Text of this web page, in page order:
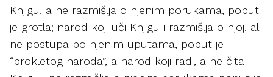
Knjigu, a ne razmišlja o njenim porukama, poput
je grotla; narod koji uči Knjigu i razmišlja o njoj, ali
ne postupa po njenim uputama, poput je
“prokletog naroda”, a narod koji radi, a ne čita